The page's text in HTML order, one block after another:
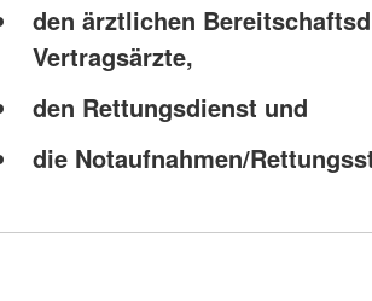
den ärztlichen
Vertragsärzte,
den Rettungsdienst und
die Notaufnahmen/